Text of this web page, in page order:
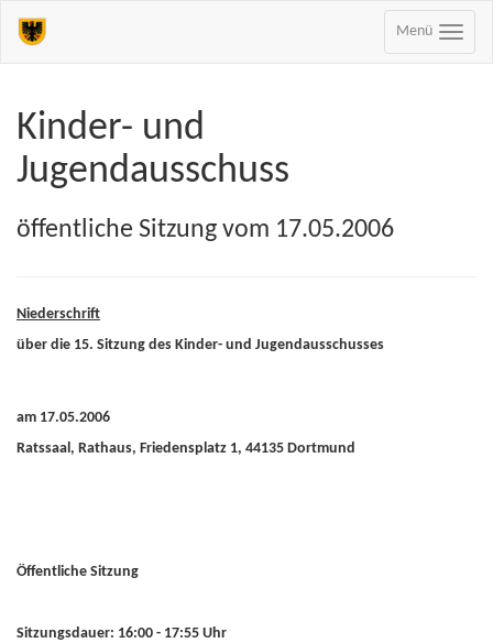
Menü
Kinder- und
Jugendausschuss
öffentliche Sitzung vom 17.05.2006
Niederschrift
über die 15. Sitzung des Kinder- und Jugendausschusses
am 17.05.2006
Ratssaal, Rathaus, Friedensplatz 1, 44135 Dortmund
Öffentliche Sitzung
Sitzungsdauer: 16:00 - 17:55 Uhr